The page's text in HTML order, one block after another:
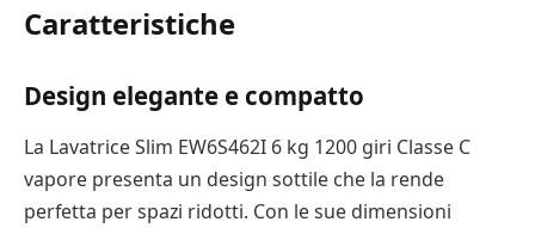
Caratteristiche
Design elegante e compatto
La Lavatrice Slim EW6S462I 6 kg 1200 giri Classe C
vapore presenta un design sottile che la rende
perfetta per spazi ridotti. Con le sue dimensioni